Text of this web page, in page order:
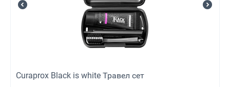
Curaprox Black is white Травел сет